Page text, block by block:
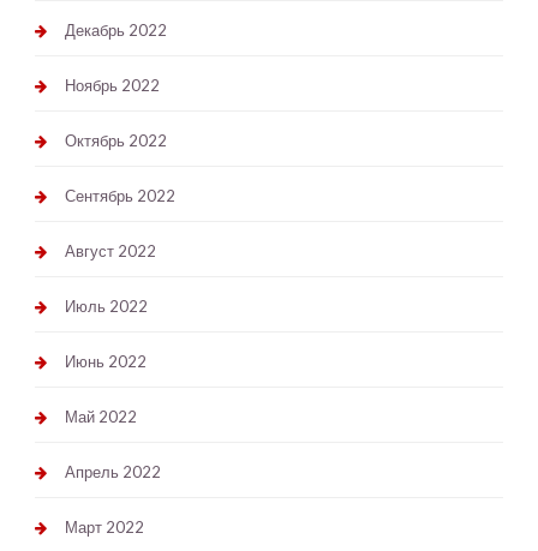
Декабрь 2022
Ноябрь 2022
Октябрь 2022
Сентябрь 2022
Август 2022
Июль 2022
Июнь 2022
Май 2022
Апрель 2022
Март 2022